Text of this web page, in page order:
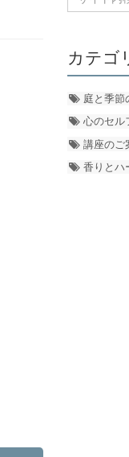
カテゴ
庭と季節
心のセル
講座のご
香りとハ